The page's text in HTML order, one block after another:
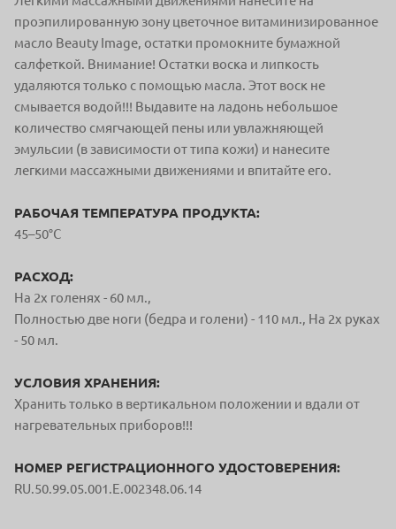
проэпилированную зону цветочное витаминизированное
масло Beauty Image, остатки промокните бумажной
салфеткой. Внимание! Остатки воска и липкость
удаляются только с помощью масла. Этот воск не
смывается водой!!! Выдавите на ладонь небольшое
количество смягчающей пены или увлажняющей
эмульсии (в зависимости от типа кожи) и нанесите
легкими массажными движениями и впитайте его.
РАБОЧАЯ ТЕМПЕРАТУРА ПРОДУКТА:
45–50°С
РАСХОД:
На 2х голенях - 60 мл.,
Полностью две ноги (бедра и голени) - 110 мл., На 2х руках
- 50 мл.
УСЛОВИЯ ХРАНЕНИЯ:
Хранить только в вертикальном положении и вдали от
нагревательных приборов!!!
НОМЕР РЕГИСТРАЦИОННОГО УДОСТОВЕРЕНИЯ:
RU.50.99.05.001.E.002348.06.14